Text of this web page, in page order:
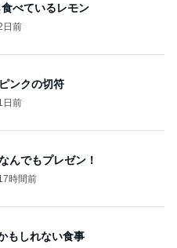
べているレモン
日前
ンクの切符
日前
んでもプレゼン！
時間前
もしれない食事